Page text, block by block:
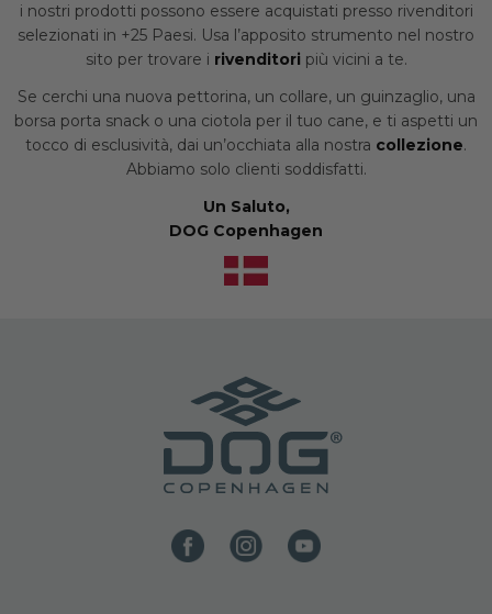
i nostri prodotti possono essere acquistati presso rivenditori
selezionati in +25 Paesi. Usa l’apposito strumento nel nostro
sito per trovare i rivenditori più vicini a te.
Se cerchi una nuova pettorina, un collare, un guinzaglio, una
borsa porta snack o una ciotola per il tuo cane, e ti aspetti un
tocco di esclusività, dai un’occhiata alla nostra collezione.
Abbiamo solo clienti soddisfatti.
Un Saluto,
DOG Copenhagen